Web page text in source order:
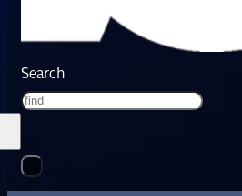
Search